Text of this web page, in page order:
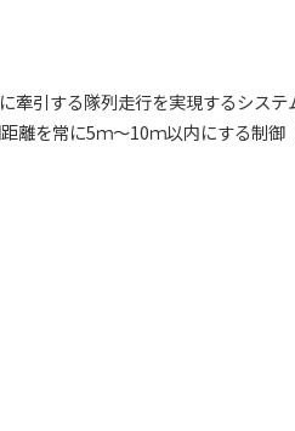
牽引する隊列走行を実現するシス
距離を常に5ｍ～10ｍ以内にする制御